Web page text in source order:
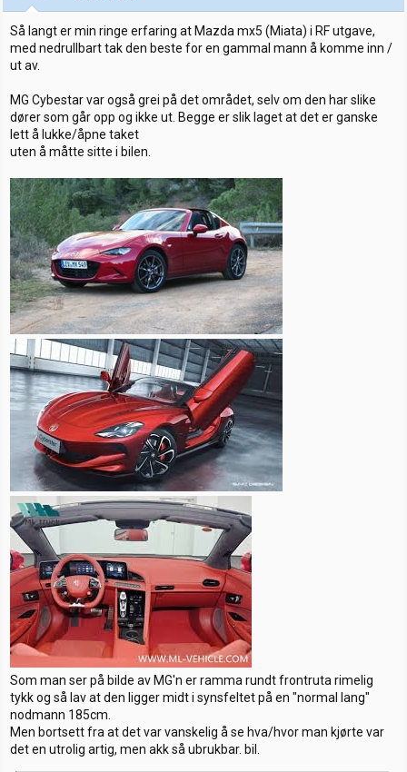
Så langt er min ringe erfaring at Mazda mx5 (Miata) i RF utgave,
med nedrullbart tak den beste for en gammal mann å komme inn /
ut av.
MG Cybestar var også grei på det området, selv om den har slike
dører som går opp og ikke ut. Begge er slik laget at det er ganske
lett å lukke/åpne taket
uten å måtte sitte i bilen.
Som man ser på bilde av MG'n er ramma rundt frontruta rimelig
tykk og så lav at den ligger midt i synsfeltet på en "normal lang"
nodmann 185cm.
Men bortsett fra at det var vanskelig å se hva/hvor man kjørte var
det en utrolig artig, men akk så ubrukbar. bil.